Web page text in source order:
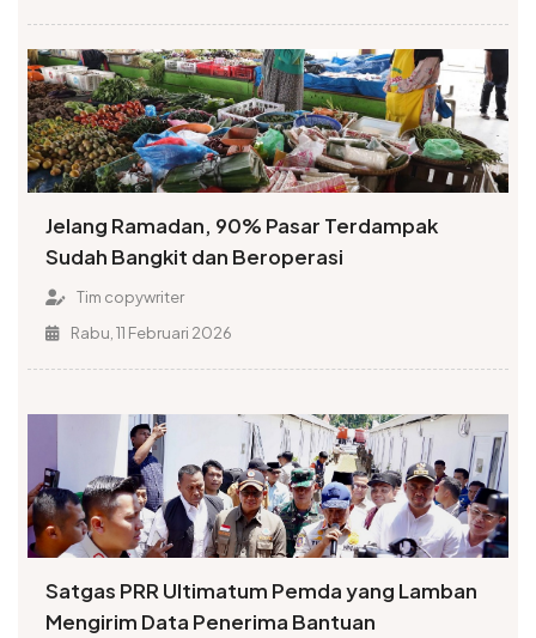
Jelang Ramadan, 90% Pasar Terdampak
Sudah Bangkit dan Beroperasi
Tim copywriter
Rabu, 11 Februari 2026
Satgas PRR Ultimatum Pemda yang Lamban
Mengirim Data Penerima Bantuan